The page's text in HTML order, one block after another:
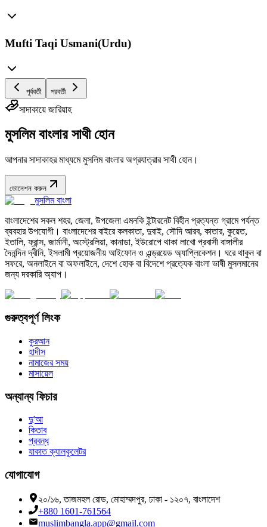
Mufti Taqi Usmani(Urdu)
পূর্ববর্তী পরবর্তী
সাদাকায়ে জারিয়াহ
মুসলিম বাংলার সাথী হোন
আপনার সাদাকাহর মাধ্যমে মুসলিম বাংলার অগ্রযাত্রার সাথী হোন।
ডোনেশন করুন
মুসলিম বাংলা
বাংলাদেশের সকল শহর, জেলা, উপজেলা এমনকি ইন্টারনেট বিহীন প্রত্যন্ত গ্রামে পর্যন্ত
ব্যবহার উপযোগী। বাংলাদেশের বাইরে কলকাতা, দুবাই, সৌদি আরব, কাতার, কুয়েত,
ইতালি, ফ্রান্স, জার্মানী, অস্ট্রেলিয়া, কানাডা, ইউরোপে থাকা লাখো প্রবাসী বাঙ্গালীর
দৈনন্দিন দ্বীনি, ইসলামী প্রয়োজনীয় আইফোন ও এন্ড্রয়েড অ্যাপ্লিকেশন। ঘরে থাকুন বা
সফরে, অনলাইনে বা অফলাইনে, দেশে হোক বা বিদেশে প্রত্যেক বাংলা ভাষী মুসলমানের
জন্য দরকারি অ্যাপ।
গুরুত্বপূর্ণ লিংক
কুরআন
হাদীস
নামাজের সময়
মাসায়েল
অন্যান্য ফিচার
দু'আ
কিতাব
প্রবন্ধ
যাকাত ক্যালকুলেটর
যোগাযোগ
২০/১৬, তাজমহল রোড, মোহাম্মদপুর, ঢাকা - ১২০৭, বাংলাদেশ
+880 1601-761564
muslimbangla.app@gmail.com